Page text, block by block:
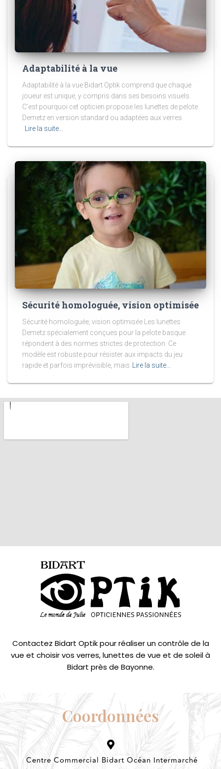
Adaptabilité à la vue
Adaptabilité à la vue Bidart Optik comprend que chaque
joueur est unique, y compris dans ses besoins visuels.
C’est pourquoi cet opticien propose les lunettes de pelote
Demetz en version standard ou adaptées aux verres
Lire la suite…
Sécurité homologuée, vision optimisée
Sécurité homologuée, vision optimisée Les lunettes
Demetz spécialement conçues pour la pelote basque
répondent à des normes strictes de protection. Ce
modèle est robuste pour résister aux impacts du jeu
rapide et parfois imprévisible, mais
Lire la suite…
Contactez Bidart Optik pour réaliser un contrôle de la
vue et choisir vos verres, lunettes de vue et de soleil à
Bidart près de Bayonne.
Coordonnées
Centre Commercial Bidart Océan Intermarché